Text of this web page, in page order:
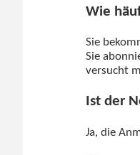
Wie
Sie
Sie
versucht
Ist der
Ja, die